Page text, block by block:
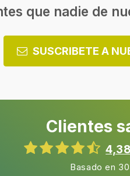
que nadie de
SUSCRIBETE A
Clientes
Basado en